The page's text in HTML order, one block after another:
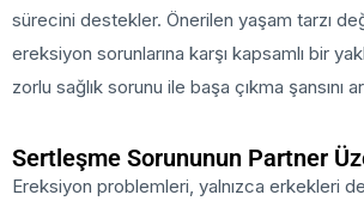
sürecini destekler. Önerilen yaşam tarzı
ereksiyon sorunlarına karşı kapsamlı bir
zorlu sağlık sorunu ile başa çıkma şansını
Sertleşme Sorununun Partner
Ereksiyon problemleri, yalnızca erkekleri